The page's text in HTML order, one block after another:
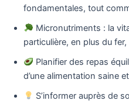
fondamentales, tout
Micronutriments : la
particulière, en plus du
Planifier des repas
d’une alimentation saine
S’informer auprès de